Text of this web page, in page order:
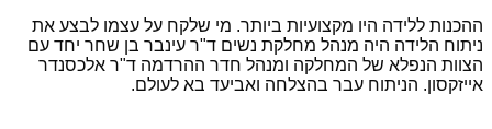
ההכנות ללידה היו מקצועיות ביותר. מי שלקח על עצמו לבצע את
ניתוח הלידה היה מנהל מחלקת נשים ד"ר עינבר בן שחר יחד עם
הצוות הנפלא של המחלקה ומנהל חדר ההרדמה ד"ר אלכסנדר
אייזקסון. הניתוח עבר בהצלחה ואביעד בא לעולם.